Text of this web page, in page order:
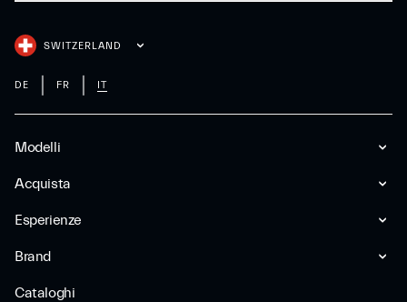
Modelli
Acquista
Esperienze
Brand
Cataloghi
SWITZERLAND
DE FR IT